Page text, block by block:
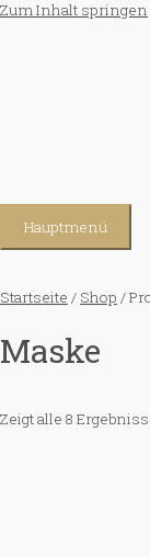
Zum Inhalt springen
Hauptmenü
Startseite / Shop /
Maske
Zeigt alle 8